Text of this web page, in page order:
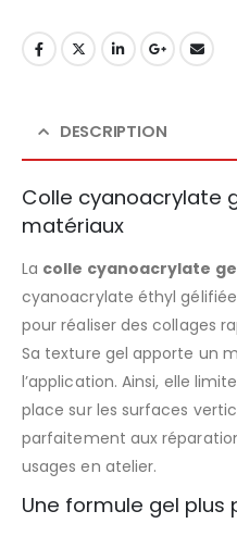
DESCRIPTION
Colle cyanoacrylate
matériaux
La colle cyanoacrylate
cyanoacrylate éthyl
pour réaliser des collages
Sa texture gel apporte un
l’application. Ainsi, elle
place sur les surfaces
parfaitement aux
usages en atelier.
Une formule gel plus